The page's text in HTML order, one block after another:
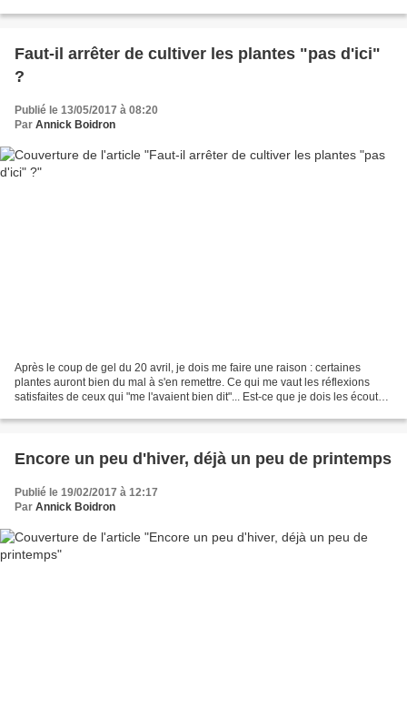
Faut-il arrêter de cultiver les plantes "pas d'ici"
?
Publié le 13/05/2017 à 08:20
Par Annick Boidron
Après le coup de gel du 20 avril, je dois me faire une raison : certaines
plantes auront bien du mal à s'en remettre. Ce qui me vaut les réflexions
satisfaites de ceux qui "me l'avaient bien dit"... Est-ce que je dois les écouter
Encore un peu d'hiver, déjà un peu de printemps
Publié le 19/02/2017 à 12:17
Par Annick Boidron